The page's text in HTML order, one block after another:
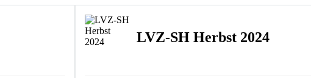
LVZ-SH Herbst 2024